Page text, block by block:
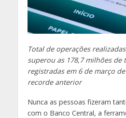
Total de operações
superou as 178,7 milhões de
registradas em 6 de março
recorde anterior
Nunca as pessoas fizeram
com o Banco Central, a